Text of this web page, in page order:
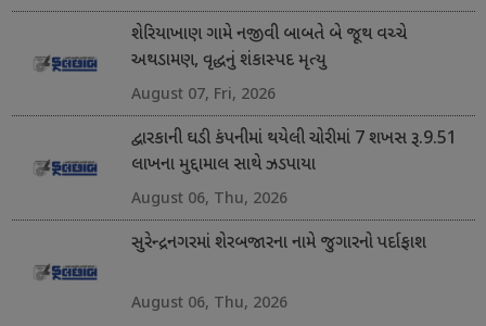
શેરિયાખાણ ગામે નજીવી બાબતે બે જૂથ વચ્ચે
અથડામણ, વૃદ્ધનું શંકાસ્પદ મૃત્યુ
August 07, Fri, 2026
દ્વારકાની ઘડી કંપનીમાં થયેલી ચોરીમાં 7 શખસ રૂ.9.51
લાખના મુદ્દામાલ સાથે ઝડપાયા
August 06, Thu, 2026
સુરેન્દ્રનગરમાં શેરબજારના નામે જુગારનો પર્દાફાશ
August 06, Thu, 2026